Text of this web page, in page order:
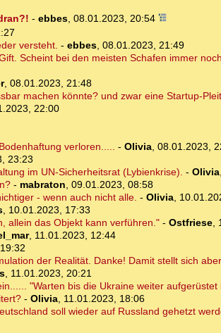
- ebbes, 08.01.2023, 20:54
versteht. - ebbes, 08.01.2023, 21:49
Scheint bei den meisten Schafen immer
, 08.01.2023, 21:48
machen könnte? und zwar eine Startup-
22:00
verloren..... - Olivia, 08.01.2023,
23:23
im UN-Sicherheitsrat (Lybienkrise). - Olivia,
- mabraton, 09.01.2023, 08:58
- wenn auch nicht alle. - Olivia,
, 10.01.2023, 17:33
allein das Objekt kann verführen."- Ostfriese,
, 11.01.2023, 12:44
der Realität. Danke! Damit stellt sich
, 11.01.2023, 20:21
"Warten bis die Ukraine weiter aufgerüstet
- Olivia, 11.01.2023, 18:06
soll wieder auf Russland gehetzt